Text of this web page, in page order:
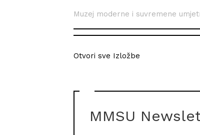
Muzej moderne i suvremene
Otvori sve Izložbe
MMSU